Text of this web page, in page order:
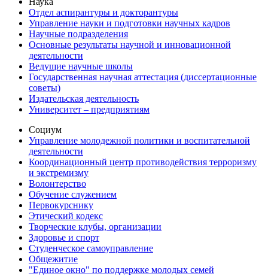
Отдел аспирантуры и докторантуры
Управление науки и подготовки научных кадров
Научные подразделения
Основные результаты научной и инновационной
деятельности
Ведущие научные школы
Государственная научная аттестация (диссертационные
советы)
Издательская деятельность
Университет – предприятиям
Социум
Управление молодежной политики и воспитательной
деятельности
Координационный центр противодействия терроризму
и экстремизму
Волонтерство
Обучение служением
Первокурснику
Этический кодекс
Творческие клубы, организации
Здоровье и спорт
Студенческое самоуправление
Общежитие
"Единое окно" по поддержке молодых семей